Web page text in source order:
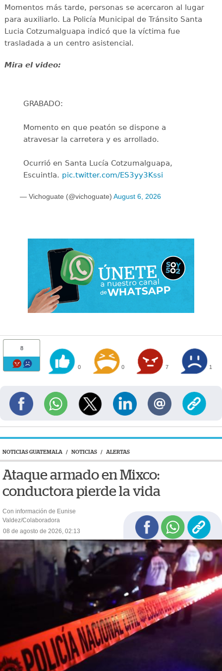
Momentos más tarde, personas se acercaron al lugar
para auxiliarlo. La Policía Municipal de Tránsito Santa
Lucia Cotzumalguapa indicó que la víctima fue
trasladada a un centro asistencial.
Mira el video:
GRABADO:
Momento en que peatón se dispone a
atravesar la carretera y es arrollado.
Ocurrió en Santa Lucía Cotzumalguapa,
Escuintla. pic.twitter.com/ES3yy3Kssi
— Vichoguate (@vichoguate) August 6, 2026
8
0 0 7 1
NOTICIAS GUATEMALA / NOTICIAS / ALERTAS
Ataque armado en Mixco:
conductora pierde la vida
Con información de Eunise
Valdez/Colaboradora
08 de agosto de 2026, 02:13